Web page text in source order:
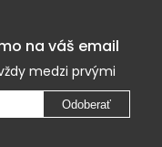
na váš email
medzi prvými
Odoberať